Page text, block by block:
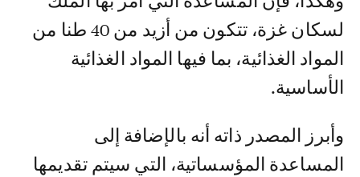
لسكان غزة، تتكون من أزيد من 40 طنا من
المواد الغذائية، بما فيها المواد الغذائية
الأساسية.
وأبرز المصدر ذاته أنه بالإضافة إلى
المساعدة المؤسساتية، التي سيتم تقديمها